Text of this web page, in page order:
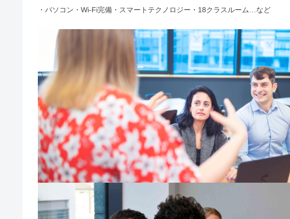
・パソコン・Wi-Fi完備・スマートテクノロジー・18クラスルーム…など